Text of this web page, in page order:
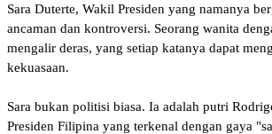
Sara Duterte, Wakil Presiden yang namanya
ancaman dan kontroversi. Seorang wanita
mengalir deras, yang setiap katanya dapat
kekuasaan.
Sara bukan politisi biasa. Ia adalah putri
Presiden Filipina yang terkenal dengan gaya